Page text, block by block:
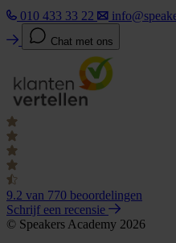
010 433 33 22
Chat met ons
9.2 van 770 beoordelingen
Schrijf een recensie
© Speakers Academy 2026